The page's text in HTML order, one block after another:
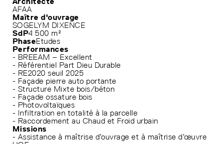
AFAA
Maître d'ouvrage
SOGELYM DIXENCE
SdP4 500 m²
PhaseEtudes
Performances
- BREEAM – Excellent
- Référentiel Part Dieu Durable
- RE2020 seuil 2025
- Façade pierre auto portante
- Structure Mixte bois/béton
- Façade ossature bois
- Photovoltaïques
- Infiltration en totalité à la parcelle
- Raccordement au Chaud et Froid urbain
Missions
- Assistance à maîtrise d’ouvrage et à maîtrise d’œuvre